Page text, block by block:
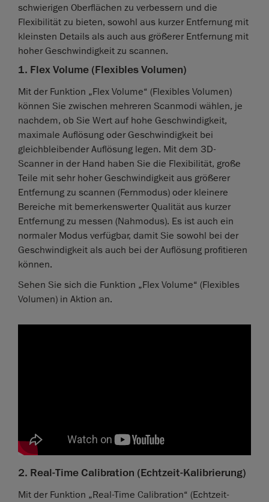
schwierigen Oberflächen zu verbessern und die
Flexibilität zu bieten, sowohl aus kurzer Entfernung mit
kleinsten Details als auch aus größerer Entfernung mit
hoher Geschwindigkeit zu scannen.
1. Flex Volume (Flexibles Volumen)
Mit der Funktion „Flex Volume“ (Flexibles Volumen)
können Sie zwischen mehreren Scanmodi wählen, je
nachdem, ob Sie Wert auf hohe Geschwindigkeit,
maximale Auflösung oder Geschwindigkeit bei
gleichbleibender Auflösung legen. Mit dem 3D-
Scanner in der Hand haben Sie die Flexibilität, große
Teile mit sehr hoher Geschwindigkeit aus größerer
Entfernung zu scannen (Fernmodus) oder kleinere
Bereiche mit bemerkenswerter Qualität aus kurzer
Entfernung zu messen (Nahmodus). Es ist auch ein
normaler Modus verfügbar, damit Sie sowohl bei der
Geschwindigkeit als auch bei der Auflösung profitieren
können.
Sehen Sie sich die Funktion „Flex Volume“ (Flexibles
Volumen) in Aktion an.
2. Real-Time Calibration (Echtzeit-Kalibrierung)
Mit der Funktion „Real-Time Calibration“ (Echtzeit-